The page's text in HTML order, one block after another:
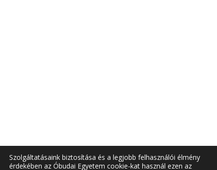
Szolgáltatásaink biztosítása és a legjobb felhasználói élmény
érdekében az Óbudai Egyetem cookie-kat használ ezen az